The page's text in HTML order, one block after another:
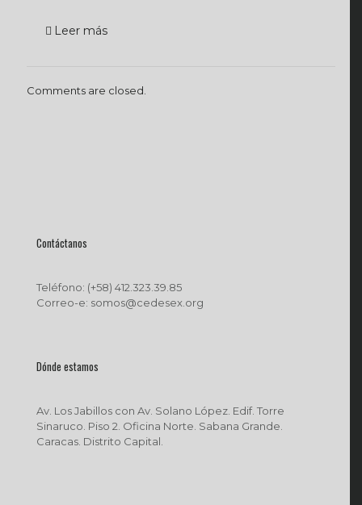
Leer más
Comments are closed.
Contáctanos
Teléfono: (+58) 412.323.39.85
Correo-e: somos@cedesex.org
Dónde estamos
Av. Los Jabillos con Av. Solano López. Edif. Torre
Sinaruco. Piso 2. Oficina Norte. Sabana Grande.
Caracas. Distrito Capital.